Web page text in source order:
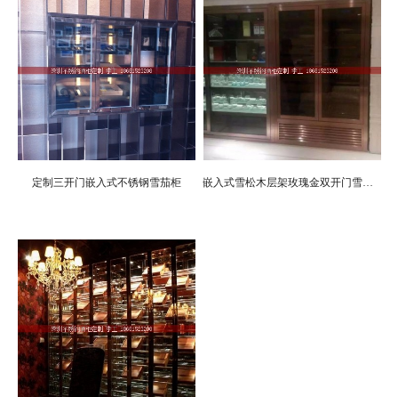
定制三开门嵌入式不锈钢雪茄柜 嵌入式雪松木层架玫瑰金双开门雪茄柜